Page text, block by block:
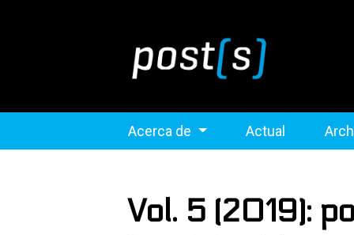
Acerca de Actual
Vol. 5 (2019):